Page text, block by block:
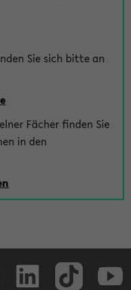
Sie sich bitte an
Fächer finden Sie
in den